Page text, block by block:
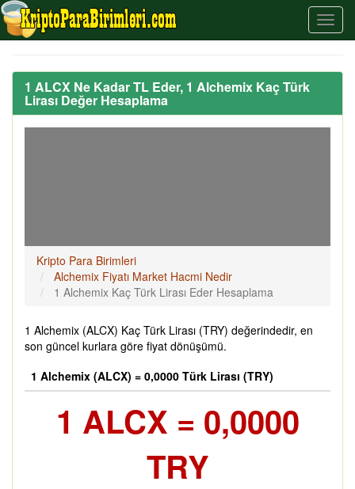
1 ALCX Ne Kadar TL Eder, 1 Alchemix Kaç Türk
Lirası Değer Hesaplama
Kripto Para Birimleri
Alchemix Fiyatı Market Hacmi Nedir
1 Alchemix Kaç Türk Lirası Eder Hesaplama
1 Alchemix (ALCX) Kaç Türk Lirası (TRY) değerindedir, en
son güncel kurlara göre fiyat dönüşümü.
1 Alchemix (ALCX) = 0,0000 Türk Lirası (TRY)
1 ALCX = 0,0000
TRY